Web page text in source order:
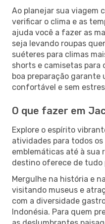
Ao planejar sua viagem
verificar o clima e as
ajuda você a fazer as
seja levando roupas
suéteres para climas
shorts e camisetas para
boa preparação garante
confortável e sem
O que fazer em
Explore o espírito
atividades para todos
emblemáticas até à sua
destino oferece de tudo
Mergulhe na história e
visitando museus e
com a diversidade
Indonésia. Para quem